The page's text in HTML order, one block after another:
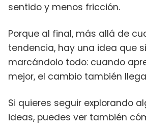
sentido y menos fricción.
Porque al final, más allá de
tendencia, hay una idea que
marcándolo todo: cuando
mejor, el cambio también
Si quieres seguir explorando
ideas, puedes ver también